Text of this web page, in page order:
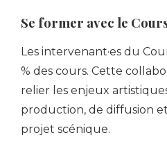
Se former avec le
Les intervenant·es du
% des cours. Cette
relier les enjeux
production, de diffusion
projet scénique.